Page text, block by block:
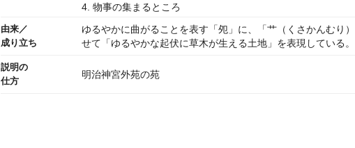
4. 物事の集まるところ
由来／
成り立ち
ゆるやかに曲がることを表す「夗」に、「艹（くさかんむり
せて「ゆるやかな起伏に草木が生える土地」を表現している。
説明の
仕方
明治神宮外苑の苑